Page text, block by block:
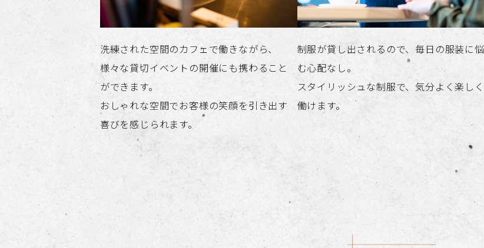
洗練された空間のカフェで働きながら、
様々な貸切イベントの開催にも携わること
ができます。
おしゃれな空間でお客様の笑顔を引き出す
喜びを感じられます。
制服が貸し出されるので、毎日の服装に悩
む心配なし。
スタイリッシュな制服で、気分よく楽しく
働けます。